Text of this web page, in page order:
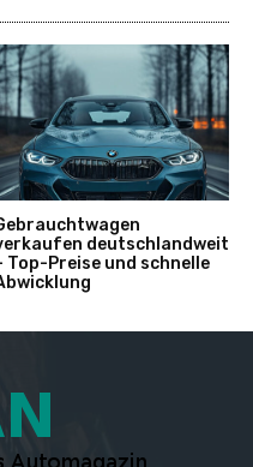
deutschlandweit
Top-Preise und schnelle